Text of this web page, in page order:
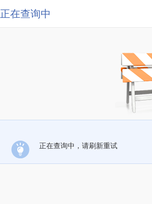
正在查询中
正在查询中，请刷新重试